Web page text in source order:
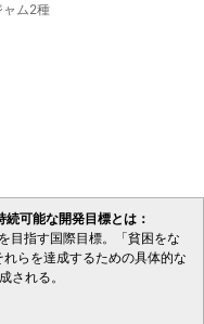
ャム2種
可能な開発目標とは：
目指す国際目標。「貧困をな
らを達成するための具体的な
される。